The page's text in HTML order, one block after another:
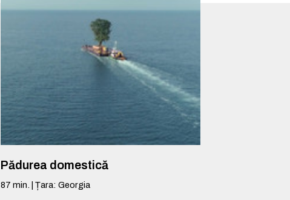
Pădurea domestică
87 min. Țara: Georgia